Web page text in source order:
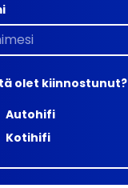
olet kiinnostunut?
Autohifi
Kotihifi